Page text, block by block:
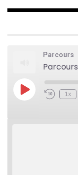
Parcours
Play
Episode
Rewind
1x